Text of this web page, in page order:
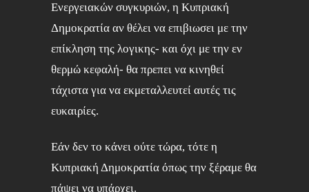
Ενεργειακών συγκυριών, η Κυπριακή
Δημοκρατία αν θέλει να επιβιωσει με την
επίκληση της λογικης- και όχι με την εν
θερμώ κεφαλή- θα πρεπει να κινηθεί
τάχιστα για να εκμεταλλευτεί αυτές τις
ευκαιρίες.
Εάν δεν το κάνει ούτε τώρα, τότε η
Κυπριακή Δημοκρατία όπως την ξέραμε θα
πάψει να υπάρχει.